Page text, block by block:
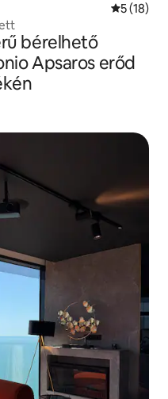
Átlagos
5 (18)
bérelhető
Apsaros erőd